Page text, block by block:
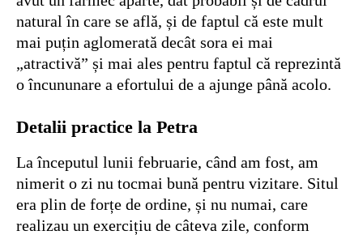
natural în care se află, și de faptul că este mult
mai puțin aglomerată decât sora ei mai
„atractivă” și mai ales pentru faptul că reprezintă
o încununare a efortului de a ajunge până acolo.
Detalii practice la Petra
La începutul lunii februarie, când am fost, am
nimerit o zi nu tocmai bună pentru vizitare. Situl
era plin de forțe de ordine, și nu numai, care
realizau un exercițiu de câteva zile, conform